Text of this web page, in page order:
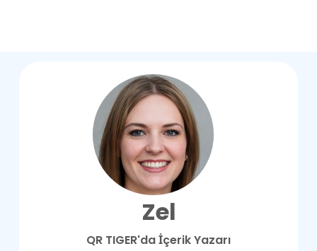
Zel
QR TIGER'da İçerik Yazarı